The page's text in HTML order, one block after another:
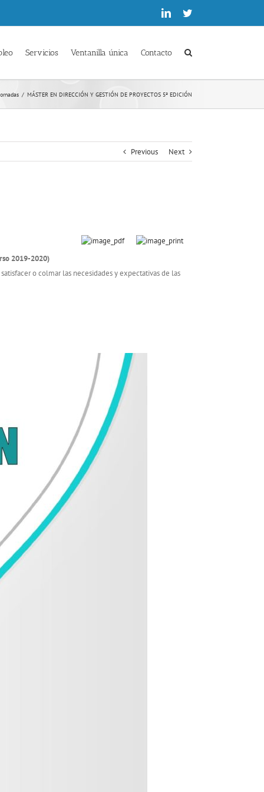
LinkedinTwitter
Servicios Ventanilla única Contacto
/ MÁSTER EN DIRECCIÓN Y GESTIÓN DE PROYECTOS 5ª EDICIÓN
Previous Next
2019-2020)
o colmar las necesidades y expectativas de las